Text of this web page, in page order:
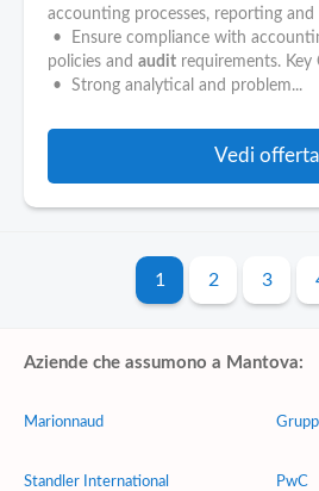
accounting processes, reporting
• Ensure compliance with
policies and audit requirements. Key
• Strong analytical and problem...
Vedi offerta
1 2 3
Aziende che assumono a Mantova:
Marionnaud
Standler International PwC